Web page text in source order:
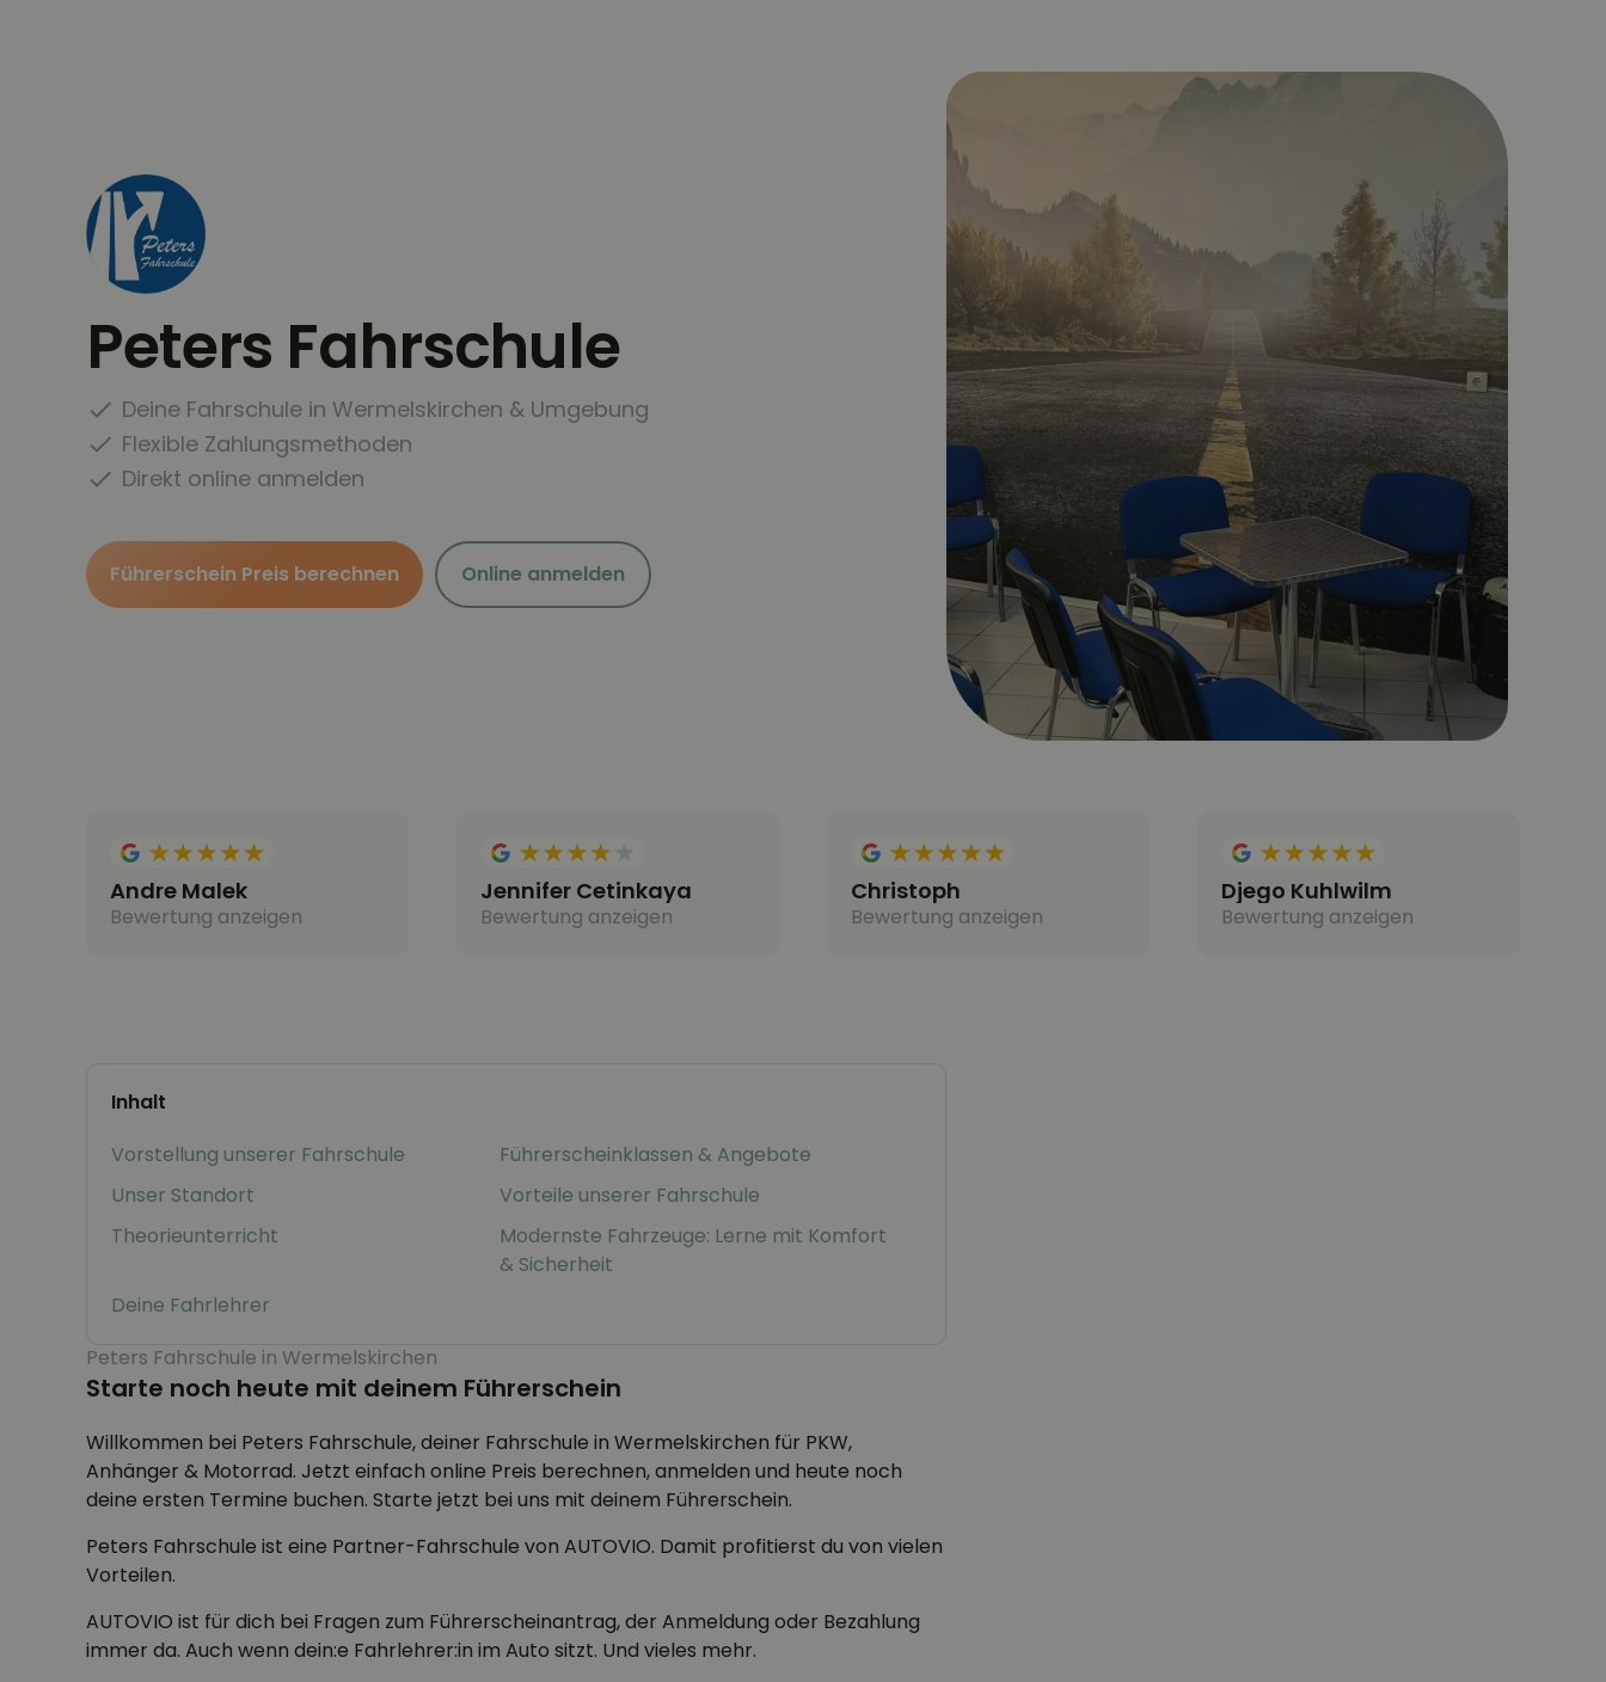
Peters Fahrschule
Deine Fahrschule in Wermelskirchen & Umgebung
Flexible Zahlungsmethoden
Direkt online anmelden
Führerschein Preis berechnen Online anmelden
Andre Malek
Bewertung anzeigen
Jennifer Cetinkaya
Bewertung anzeigen
Christoph
Bewertung anzeigen
Djego Kuhlwilm
Bewertung anzeigen
Inhalt
Vorstellung unserer Fahrschule
Führerscheinklassen & Angebote
Unser Standort
Vorteile unserer Fahrschule
Theorieunterricht
Modernste Fahrzeuge: Lerne mit Komfort
& Sicherheit
Deine Fahrlehrer
Peters Fahrschule in Wermelskirchen
Starte noch heute mit deinem Führerschein
Willkommen bei Peters Fahrschule, deiner Fahrschule in Wermelskirchen für PKW,
Anhänger & Motorrad. Jetzt einfach online Preis berechnen, anmelden und heute noch
deine ersten Termine buchen. Starte jetzt bei uns mit deinem Führerschein.
Peters Fahrschule ist eine Partner-Fahrschule von AUTOVIO. Damit profitierst du von vielen
Vorteilen.
AUTOVIO ist für dich bei Fragen zum Führerscheinantrag, der Anmeldung oder Bezahlung
immer da. Auch wenn dein:e Fahrlehrer:in im Auto sitzt. Und vieles mehr.